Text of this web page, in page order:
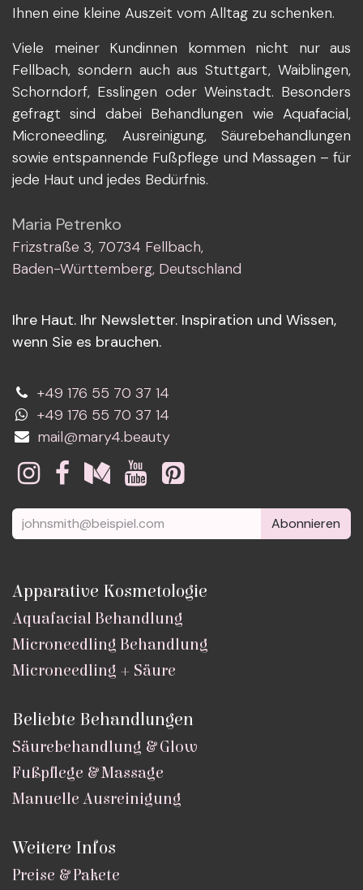
Ihnen eine kleine Auszeit vom Alltag zu schenken.
Viele meiner Kundinnen kommen nicht nur aus
Fellbach, sondern auch aus Stuttgart, Waiblingen,
Schorndorf, Esslingen oder Weinstadt. Besonders
gefragt sind dabei Behandlungen wie Aquafacial,
Microneedling, Ausreinigung, Säurebehandlungen
sowie entspannende Fußpflege und Massagen – für
jede Haut und jedes Bedürfnis.
Maria Petrenko
Frizstraße 3, 70734 Fellbach,
Baden-Württemberg, Deutschland
Ihre Haut. Ihr Newsletter. Inspiration und Wissen,
wenn Sie es brauchen.
+49 176 55 70 37 14
+49 176 55 70 37 14
mail@mary4.beauty
Abonnieren
Apparative Kosmetologie
Aquafacial Behandlung
Microneedling Behandlung
Microneedling + Säure
Beliebte Behandlungen
Säurebehandlung & Glow
Fußpflege & Massage
Manuelle Ausreinigung
Weitere Infos
Preise & Pakete